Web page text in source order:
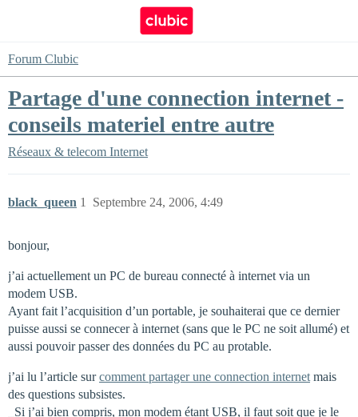
Forum Clubic
Partage d'une connection internet -
conseils materiel entre autre
Réseaux & telecom Internet
black_queen Septembre 24, 2006, 4:49
1
bonjour,
j’ai actuellement un PC de bureau connecté à internet via un
modem USB.
Ayant fait l’acquisition d’un portable, je souhaiterai que ce dernier
puisse aussi se connecer à internet (sans que le PC ne soit allumé) et
aussi pouvoir passer des données du PC au protable.
j’ai lu l’article surcomment partager une connection internet mais
des questions subsistes.
_Si j’ai bien compris, mon modem étant USB, il faut soit que je le